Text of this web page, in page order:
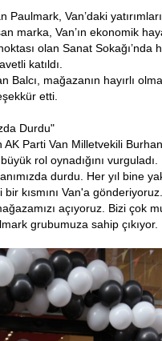
Paulmark, Van’daki
marka, Van’ın ekonomik
olan Sanat Sokağı’nda
katıldı.
Balcı, mağazanın hayırlı
etti.
Durdu"
AK Parti Van Milletvekili
rol oynadığını
durdu. Her yıl bine
bir kısmını Van'a
açıyoruz. Bizi çok
grubumuza sahip